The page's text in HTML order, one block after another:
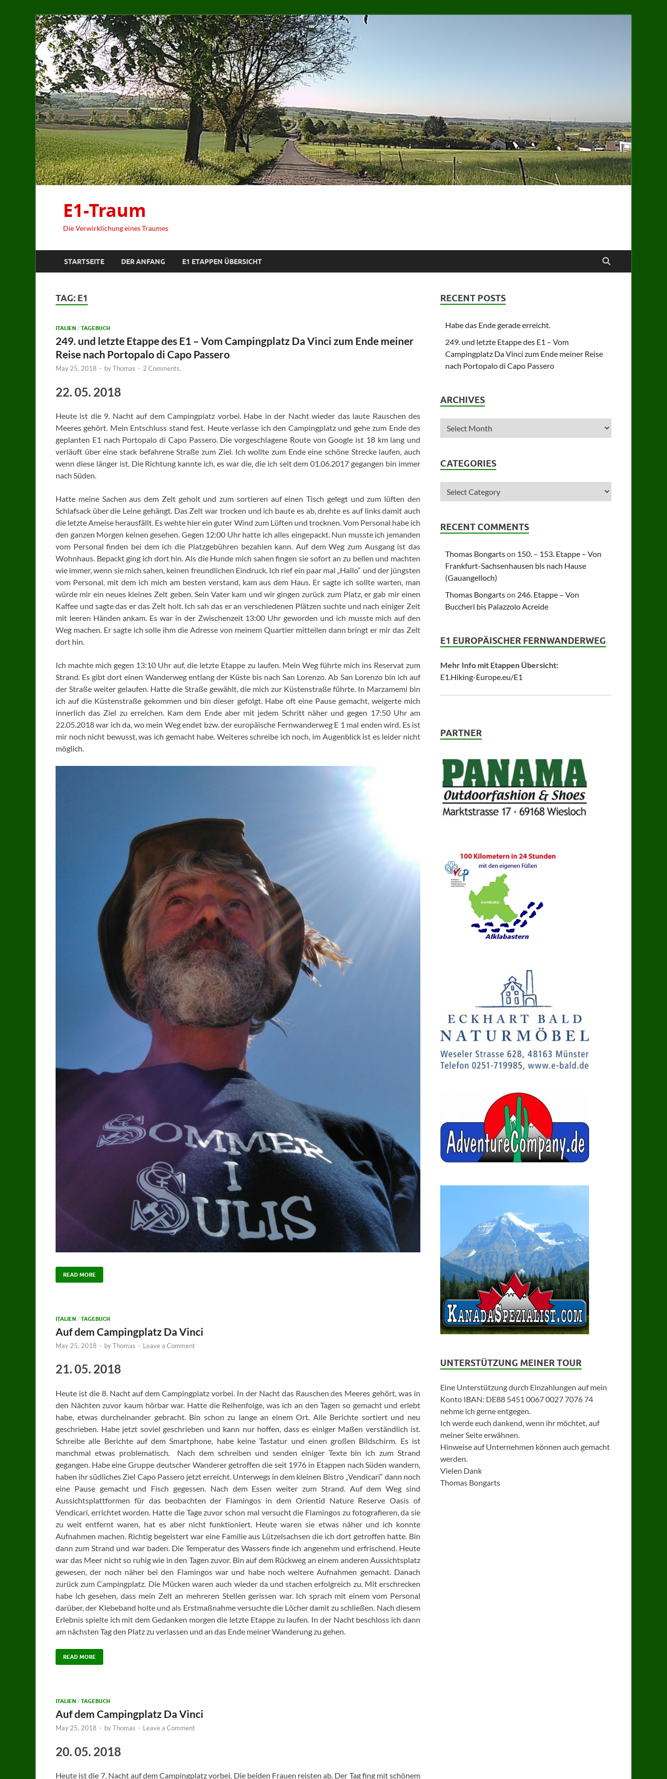
E1-Traum
Die Verwirklichung eines Traumes
STARTSEITE DER ANFANG E1 ETAPPEN ÜBERSICHT
TAG: E1
ITALIEN / TAGEBUCH
249. und letzte Etappe des E1 – Vom Campingplatz Da Vinci zum Ende meiner
Reise nach Portopalo di Capo Passero
May 25, 2018 - byThomas - 2 Comments.
22. 05. 2018
Heute ist die 9. Nacht auf dem Campingplatz vorbei. Habe in der Nacht wieder das laute Rauschen des
Meeres gehört. Mein Entschluss stand fest. Heute verlasse ich den Campingplatz und gehe zum Ende des
geplanten E1 nach Portopalo di Capo Passero. Die vorgeschlagene Route von Google ist 18 km lang und
verläuft über eine stark befahrene Straße zum Ziel. Ich wollte zum Ende eine schöne Strecke laufen, auch
wenn diese länger ist. Die Richtung kannte ich, es war die, die ich seit dem 01.06.2017 gegangen bin immer
nach Süden.
Hatte meine Sachen aus dem Zelt geholt und zum sortieren auf einen Tisch gelegt und zum lüften den
Schlafsack über die Leine gehängt. Das Zelt war trocken und ich baute es ab, drehte es auf links damit auch
die letzte Ameise herausfällt. Es wehte hier ein guter Wind zum Lüften und trocknen. Vom Personal habe ich
den ganzen Morgen keinen gesehen. Gegen 12:00 Uhr hatte ich alles eingepackt. Nun musste ich jemanden
vom Personal finden bei dem ich die Platzgebühren bezahlen kann. Auf dem Weg zum Ausgang ist das
Wohnhaus. Bepackt ging ich dort hin. Als die Hunde mich sahen fingen sie sofort an zu bellen und machten
wie immer, wenn sie mich sahen, keinen freundlichen Eindruck. Ich rief ein paar mal „Hallo“ und der jüngsten
vom Personal, mit dem ich mich am besten verstand, kam aus dem Haus. Er sagte ich sollte warten, man
würde mir ein neues kleines Zelt geben. Sein Vater kam und wir gingen zurück zum Platz, er gab mir einen
Kaffee und sagte das er das Zelt holt. Ich sah das er an verschiedenen Plätzen suchte und nach einiger Zeit
mit leeren Händen ankam. Es war in der Zwischenzeit 13:00 Uhr geworden und ich musste mich auf den
Weg machen. Er sagte ich solle ihm die Adresse von meinem Quartier mitteilen dann bringt er mir das Zelt
dort hin.
Ich machte mich gegen 13:10 Uhr auf, die letzte Etappe zu laufen. Mein Weg führte mich ins Reservat zum
Strand. Es gibt dort einen Wanderweg entlang der Küste bis nach San Lorenzo. Ab San Lorenzo bin ich auf
der Straße weiter gelaufen. Hatte die Straße gewählt, die mich zur Küstenstraße führte. In Marzamemi bin
ich auf die Küstenstraße gekommen und bin dieser gefolgt. Habe oft eine Pause gemacht, weigerte mich
innerlich das Ziel zu erreichen. Kam dem Ende aber mit jedem Schritt näher und gegen 17:50 Uhr am
22.05.2018 war ich da, wo mein Weg endet bzw. der europäische Fernwanderweg E 1 mal enden wird. Es ist
mir noch nicht bewusst, was ich gemacht habe. Weiteres schreibe ich noch, im Augenblick ist es leider nicht
möglich.
READ MORE
ITALIEN / TAGEBUCH
Auf dem Campingplatz Da Vinci
May 25, 2018 - byThomas - Leave a Comment
21. 05. 2018
Heute ist die 8. Nacht auf dem Campingplatz vorbei. In der Nacht das Rauschen des Meeres gehört, was in
den Nächten zuvor kaum hörbar war. Hatte die Reihenfolge, was ich an den Tagen so gemacht und erlebt
habe, etwas durcheinander gebracht. Bin schon zu lange an einem Ort. Alle Berichte sortiert und neu
geschrieben. Habe jetzt soviel geschrieben und kann nur hoffen, dass es einiger Maßen verständlich ist.
Schreibe alle Berichte auf dem Smartphone, habe keine Tastatur und einen großen Bildschirm. Es ist
manchmal etwas problematisch. Nach dem schreiben und senden einiger Texte bin ich zum Strand
gegangen. Habe eine Gruppe deutscher Wanderer getroffen die seit 1976 in Etappen nach Süden wandern,
haben ihr südliches Ziel Capo Passero jetzt erreicht. Unterwegs in dem kleinen Bistro „Vendicari“ dann noch
eine Pause gemacht und Fisch gegessen. Nach dem Essen weiter zum Strand. Auf dem Weg sind
Aussichtsplattformen für das beobachten der Flamingos in dem Orientid Nature Reserve Oasis of
Vendicari, errichtet worden. Hatte die Tage zuvor schon mal versucht die Flamingos zu fotografieren, da sie
zu weit entfernt waren, hat es aber nicht funktioniert. Heute waren sie etwas näher und ich konnte
Aufnahmen machen. Richtig begeistert war eine Familie aus Lützelsachsen die ich dort getroffen hatte. Bin
dann zum Strand und war baden. Die Temperatur des Wassers finde ich angenehm und erfrischend. Heute
war das Meer nicht so ruhig wie in den Tagen zuvor. Bin auf dem Rückweg an einem anderen Aussichtsplatz
gewesen, der noch näher bei den Flamingos war und habe noch weitere Aufnahmen gemacht. Danach
zurück zum Campingplatz. Die Mücken waren auch wieder da und stachen erfolgreich zu. Mit erschrecken
habe ich gesehen, dass mein Zelt an mehreren Stellen gerissen war. Ich sprach mit einem vom Personal
darüber, der Klebeband holte und als Erstmaßnahme versuchte die Löcher damit zu schließen. Nach diesem
Erlebnis spielte ich mit dem Gedanken morgen die letzte Etappe zu laufen. In der Nacht beschloss ich dann
am nächsten Tag den Platz zu verlassen und an das Ende meiner Wanderung zu gehen.
READ MORE
ITALIEN / TAGEBUCH
Auf dem Campingplatz Da Vinci
May 25, 2018 - byThomas - Leave a Comment
20. 05. 2018
Heute ist die 7. Nacht auf dem Campingplatz vorbei. Die beiden Frauen reisten ab. Der Tag fing mit schönem
RECENT POSTS
Habe das Ende gerade erreicht.
249. und letzte Etappe des E1 – Vom
Campingplatz Da Vinci zum Ende meiner Reise
nach Portopalo di Capo Passero
ARCHIVES
CATEGORIES
RECENT COMMENTS
Thomas Bongartson 150. – 153. Etappe – Von
Frankfurt-Sachsenhausen bis nach Hause
(Gauangelloch)
Thomas Bongartson 246. Etappe – Von
Buccheri bis Palazzolo Acreide
E1 EUROPÄISCHER FERNWANDERWEG
Mehr Info mit Etappen Übersicht:
E1.Hiking-Europe.eu/E1
PARTNER
UNTERSTÜTZUNG MEINER TOUR
Eine Unterstützung durch Einzahlungen auf mein
Konto IBAN: DE88 5451 0067 0027 7076 74
nehme ich gerne entgegen.
Ich werde euch dankend, wenn ihr möchtet, auf
meiner Seite erwähnen.
Hinweise auf Unternehmen können auch gemacht
werden.
Vielen Dank
Thomas Bongarts